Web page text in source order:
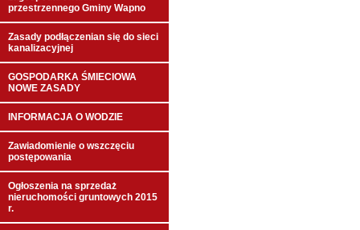
przestrzennego Gminy Wapno
Zasady podłączenian się do sieci
kanalizacyjnej
GOSPODARKA ŚMIECIOWA
NOWE ZASADY
INFORMACJA O WODZIE
Zawiadomienie o wszczęciu
postępowania
Ogłoszenia na sprzedaż
nieruchomości gruntowych 2015
r.